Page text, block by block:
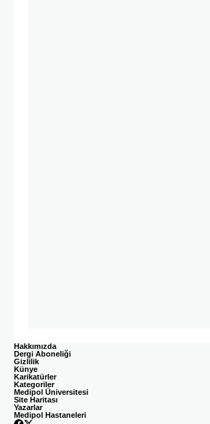
Hakkımızda
Dergi Aboneliği
Gizlilik
Künye
Karikatürler
Kategoriler
Medipol Üniversitesi
Site Haritası
Yazarlar
Medipol Hastaneleri